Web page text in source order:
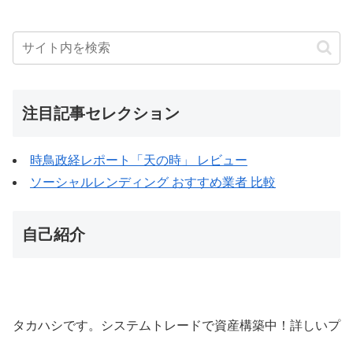
注目記事セレクション
時鳥政経レポート「天の時」 レビュー
ソーシャルレンディング おすすめ業者 比較
自己紹介
タカハシです。システムトレードで資産構築中！詳しいプ